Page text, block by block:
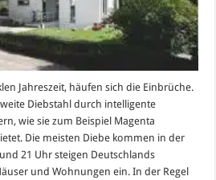
Jahreszeit, häufen sich die Einbrüche.
Diebstahl durch intelligente
wie sie zum Beispiel Magenta
Die meisten Diebe kommen in der
21 Uhr steigen Deutschlands
und Wohnungen ein. In der Regel